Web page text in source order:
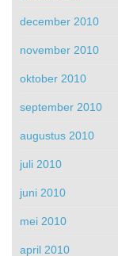
december 2010
november 2010
oktober 2010
september 2010
augustus 2010
juli 2010
juni 2010
mei 2010
april 2010